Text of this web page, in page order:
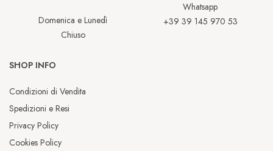
Domenica e Lunedì
Chiuso
Whatsapp
+39 39 145 970 53
SHOP INFO
Condizioni di Vendita
Spedizioni e Resi
Privacy Policy
Cookies Policy